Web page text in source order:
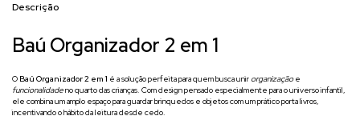
Descrição
Baú Organizador 2 em 1
O Baú Organizador 2 em 1 é a solução perfeita para quem busca unir organizaçãoe
funcionalidadeno quarto das crianças. Com design pensado especialmente para o universo infantil,
ele combina um amplo espaço para guardar brinquedos e objetos com um prático porta livros,
incentivando o hábito da leitura desde cedo.